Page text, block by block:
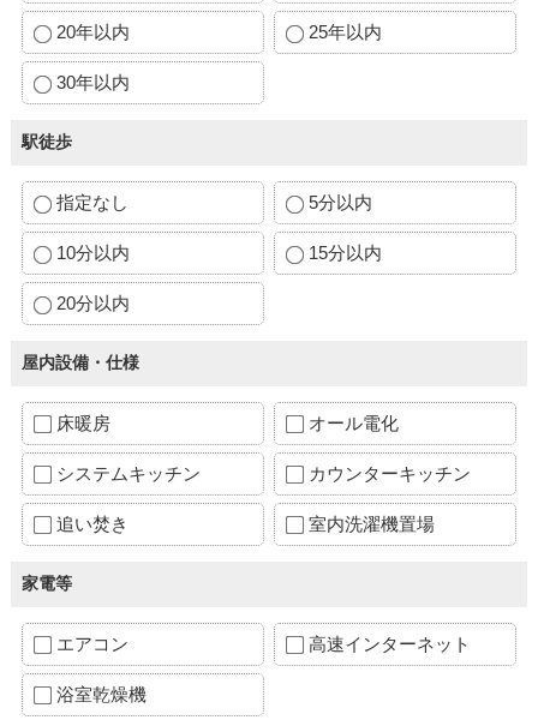
20年以内 25年以内
30年以内
駅徒歩
指定なし 5分以内
10分以内 15分以内
20分以内
屋内設備・仕様
床暖房 オール電化
システムキッチン カウンターキッチン
追い焚き 室内洗濯機置場
家電等
エアコン 高速インターネット
浴室乾燥機